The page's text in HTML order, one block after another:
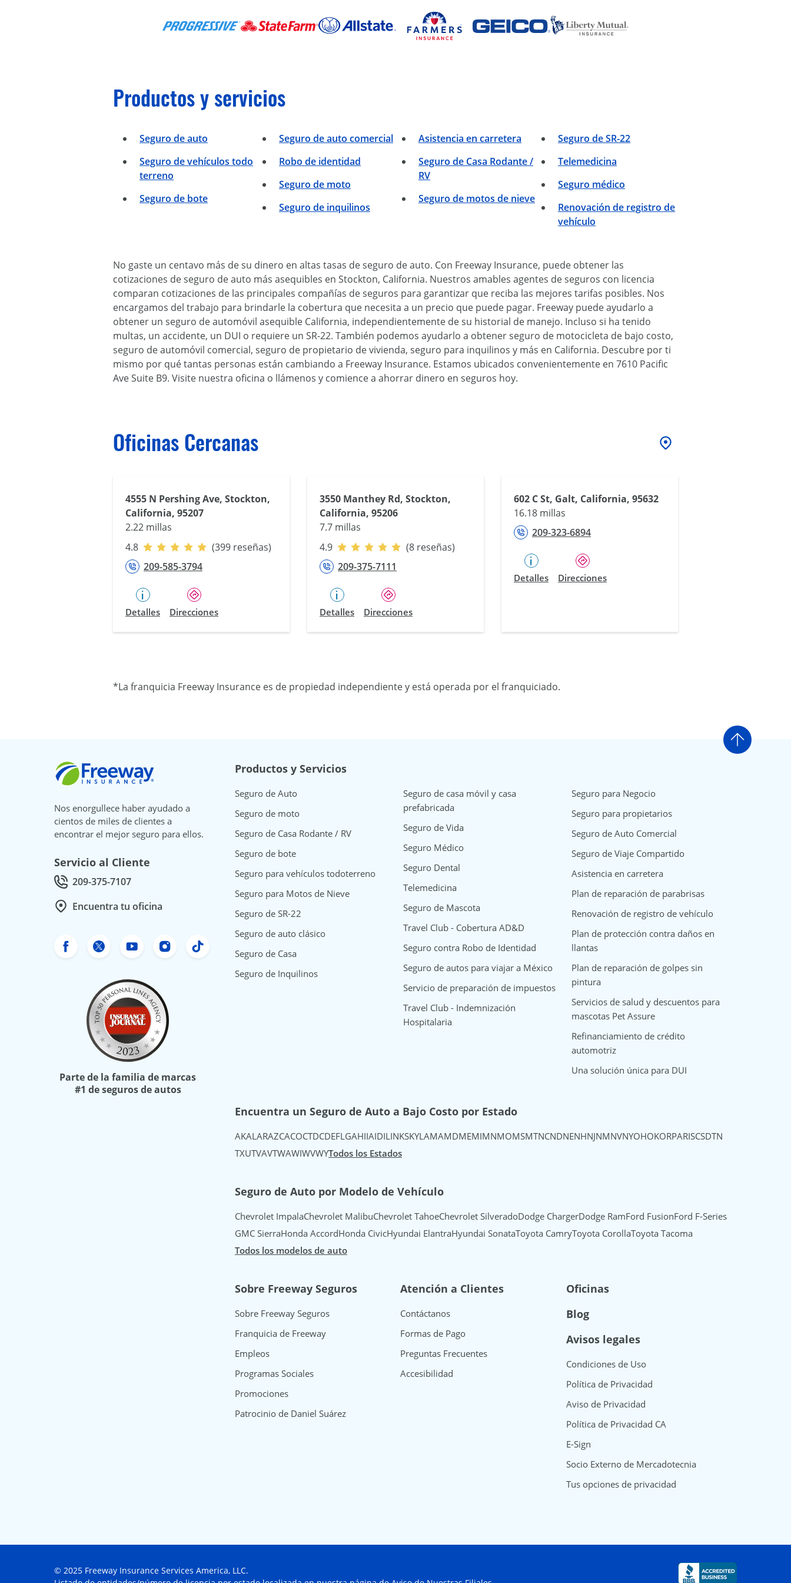
Productos y servicios
Seguro de auto
Seguro de vehículos todo
terreno
Seguro de bote
Seguro de auto comercial
Robo de identidad
Seguro de moto
Seguro de inquilinos
Asistencia en carretera
Seguro de Casa Rodante /
RV
Seguro de motos de nieve
Seguro de SR-22
Telemedicina
Seguro médico
Renovación de registro de
vehículo
No gaste un centavo más de su dinero en altas tasas de seguro de auto. Con Freeway Insurance, puede obtener las
cotizaciones de seguro de auto más asequibles en Stockton, California. Nuestros amables agentes de seguros con licencia
comparan cotizaciones de las principales compañías de seguros para garantizar que reciba las mejores tarifas posibles. Nos
encargamos del trabajo para brindarle la cobertura que necesita a un precio que puede pagar. Freeway puede ayudarlo a
obtener un seguro de automóvil asequible California, independientemente de su historial de manejo. Incluso si ha tenido
multas, un accidente, un DUI o requiere un SR-22. También podemos ayudarlo a obtener seguro de motocicleta de bajo costo,
seguro de automóvil comercial, seguro de propietario de vivienda, seguro para inquilinos y más en California. Descubre por ti
mismo por qué tantas personas están cambiando a Freeway Insurance. Estamos ubicados convenientemente en 7610 Pacific
Ave Suite B9. Visite nuestra oficina o llámenos y comience a ahorrar dinero en seguros hoy.
Oficinas Cercanas
4555 N Pershing Ave, Stockton,
California, 95207
2.22 millas
4.8
(399 reseñas)
209-585-3794
Detalles Direcciones
3550 Manthey Rd, Stockton,
California, 95206
7.7 millas
4.9
(8 reseñas)
209-375-7111
Detalles Direcciones
602 C St, Galt, California, 95632
16.18 millas
209-323-6894
Detalles Direcciones
*La franquicia Freeway Insurance es de propiedad independiente y está operada por el franquiciado.
Ir arriba
Freeway Insurance
Nos enorgullece haber ayudado a
cientos de miles de clientes a
encontrar el mejor seguro para ellos.
Servicio al Cliente
Call Customer service at
209-375-7107
Encuentra tu oficina
Facebook de Freeway Insurance
Twitter de Freeway Insurance
YouTube de Freeway Insurance
Instagram Freeway Insurance
TikTok Freeway Insurance
Parte de la familia de marcas
#1 de seguros de autos
Productos y Servicios
Seguro de Auto
Seguro de moto
Seguro de Casa Rodante / RV
Seguro de bote
Seguro para vehículos todoterreno
Seguro para Motos de Nieve
Seguro de SR-22
Seguro de auto clásico
Seguro de Casa
Seguro de Inquilinos
Seguro de casa móvil y casa
prefabricada
Seguro de Vida
Seguro Médico
Seguro Dental
Telemedicina
Seguro de Mascota
Travel Club - Cobertura AD&D
Seguro contra Robo de Identidad
Seguro de autos para viajar a México
Servicio de preparación de impuestos
Travel Club - Indemnización
Hospitalaria
Seguro para Negocio
Seguro para propietarios
Seguro de Auto Comercial
Seguro de Viaje Compartido
Asistencia en carretera
Plan de reparación de parabrisas
Renovación de registro de vehículo
Plan de protección contra daños en
llantas
Plan de reparación de golpes sin
pintura
Servicios de salud y descuentos para
mascotas Pet Assure
Refinanciamiento de crédito
automotriz
Una solución única para DUI
Encuentra un Seguro de Auto a Bajo Costo por Estado
AKALARAZCACOCTDCDEFLGAHIIAIDILINKSKYLAMAMDMEMIMNMOMSMTNCNDNENHNJNMNVNYOHOKORPARISCSDTN
TXUTVAVTWAWIWVWYTodos los Estados
Seguro de Auto por Modelo de Vehículo
Chevrolet ImpalaChevrolet MalibuChevrolet TahoeChevrolet SilveradoDodge ChargerDodge RamFord FusionFord F-Series
GMC SierraHonda AccordHonda CivicHyundai ElantraHyundai SonataToyota CamryToyota CorollaToyota Tacoma
Todos los modelos de auto
Sobre Freeway Seguros
Sobre Freeway Seguros
Franquicia de Freeway
Empleos
Programas Sociales
Promociones
Patrocinio de Daniel Suárez
Atención a Clientes
Contáctanos
Formas de Pago
Preguntas Frecuentes
Accesibilidad
Oficinas
Blog
Avisos legales
Condiciones de Uso
Política de Privacidad
Aviso de Privacidad
Política de Privacidad CA
E-Sign
Socio Externo de Mercadotecnia
Tus opciones de privacidad
© 2025 Freeway Insurance Services America, LLC.